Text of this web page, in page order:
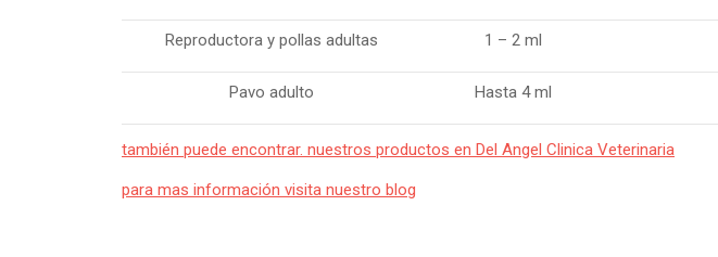
Reproductora y pollas adultas 1 – 2 ml
Pavo adulto Hasta 4 ml
también puede encontrar. nuestros productos en Del Angel Clinica Veterinaria
para mas información visita nuestro blog